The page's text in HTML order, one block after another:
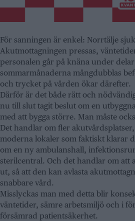
För sanningen är enkel: Norrtälje
Akutmottagningen pressas,
personalen går på knäna under
sommarmånaderna mångdubblas
och trycket på vården ökar därefter.
Därför är det både rätt och
nu till slut tagit beslut om en
med att bygga större. Man måste
Det handlar om fler
moderna lokaler som faktiskt klarar
om en ny ambulanshall,
sterilcentral. Och det handlar om att
ut, så att den kan avlasta
snabbare vård.
Misslyckas man med detta blir
väntetider, sämre arbetsmiljö och i
försämrad patientsäkerhet.